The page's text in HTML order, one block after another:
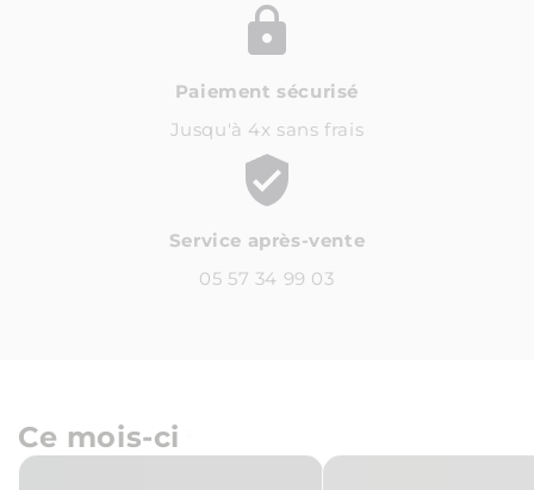
Paiement sécurisé
Jusqu'à 4x sans frais
Service après-vente
05 57 34 99 03
Ce mois-ci
Château
Azienda